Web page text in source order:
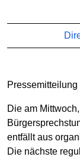
Die am
entfällt aus
Die nächste